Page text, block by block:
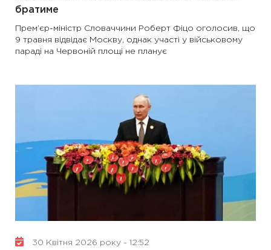
братиме
Прем’єр-міністр Словаччини Роберт Фіцо оголосив, що
9 травня відвідає Москву, однак участі у військовому
параді на Червоній площі не планує
30 Квітня 2026 року - 12:52